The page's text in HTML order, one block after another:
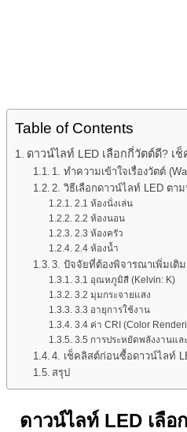
Table of Contents
ดาวน์ไลท์ LED เลือกกี่วัตต์ดี? เ
1. ทำความเข้าใจเรื่องวัตต์
2. วิธีเลือกดาวน์ไลท์ LED ตา
2.1 ห้องนั่งเล่น
2.2 ห้องนอน
2.3 ห้องครัว
2.4 ห้องน้ำ
3. ปัจจัยที่ต้องพิจารณาเพิ่มเติม
3.1 อุณหภูมิสี (Kelvin: K)
3.2 มุมกระจายแสง
3.3 อายุการใช้งาน
3.4 ค่า CRI (Color
3.5 การประหยัดพลังงานแล
4. เช็คลิสต์ก่อนซื้อดาวน์ไลท์
สรุป
ดาวน์ไลท์ LED เลื